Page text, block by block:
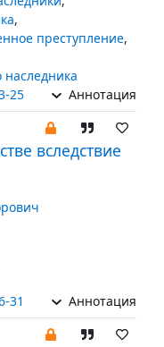
,
преступление,
наследника
25 Аннотация
вследствие
31 Аннотация